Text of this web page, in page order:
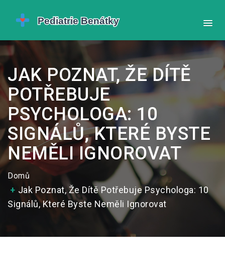
JAK POZNAT, ŽE DÍTĚ
POTŘEBUJE
PSYCHOLOGA: 10
SIGNÁLŮ, KTERÉ BYSTE
NEMĚLI IGNOROVAT
Domů
Jak Poznat, Že Dítě Potřebuje Psychologa: 10
Signálů, Které Byste Neměli Ignorovat